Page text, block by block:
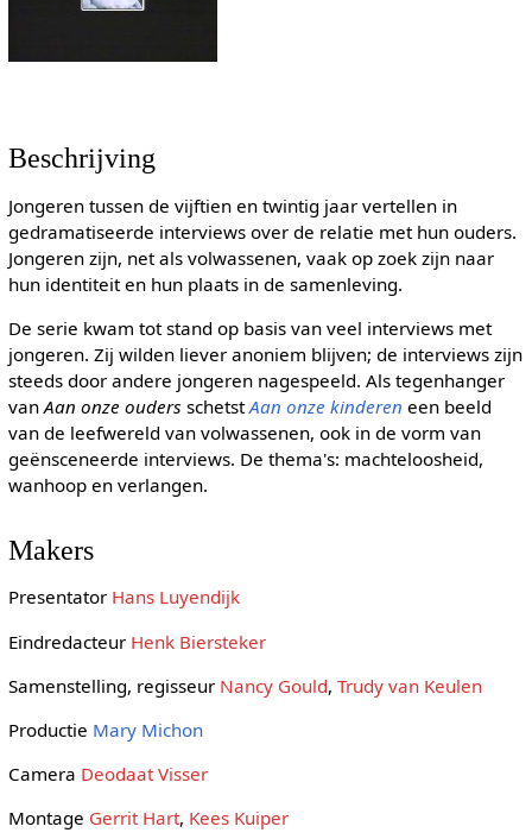
Beschrijving
Jongeren tussen de vijftien en twintig jaar vertellen in
gedramatiseerde interviews over de relatie met hun ouders.
Jongeren zijn, net als volwassenen, vaak op zoek zijn naar
hun identiteit en hun plaats in de samenleving.
De serie kwam tot stand op basis van veel interviews met
jongeren. Zij wilden liever anoniem blijven; de interviews zijn
steeds door andere jongeren nagespeeld. Als tegenhanger
van Aan onze ouders schetstAan onze kinderen een beeld
van de leefwereld van volwassenen, ook in de vorm van
geënsceneerde interviews. De thema's: machteloosheid,
wanhoop en verlangen.
Makers
Presentator Hans Luyendijk
Eindredacteur Henk Biersteker
Samenstelling, regisseur Nancy Gould, Trudy van Keulen
Productie Mary Michon
Camera Deodaat Visser
Montage Gerrit Hart, Kees Kuiper